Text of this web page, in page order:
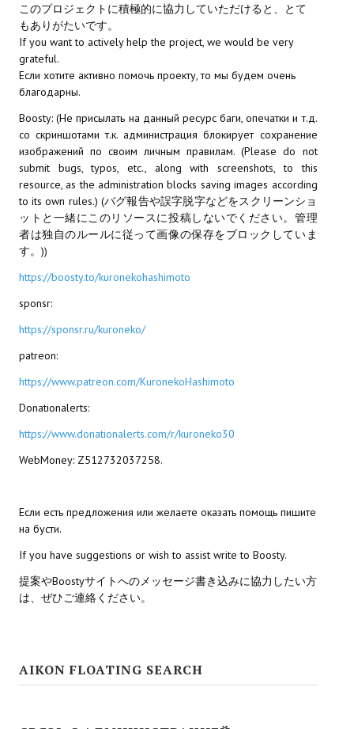
このプロジェクトに積極的に協力していただけると、とて
もありがたいです。
If you want to actively help the project, we would be very
grateful.
Если хотите активно помочь проекту, то мы будем очень
благодарны.
Boosty: (Не присылать на данный ресурс баги, опечатки и т.д.
со скриншотами т.к. администрация блокирует сохранение
изображений по своим личным правилам. (Please do not
submit bugs, typos, etc., along with screenshots, to this
resource, as the administration blocks saving images according
to its own rules.) (バグ報告や誤字脱字などをスクリーンショ
ットと一緒にこのリソースに投稿しないでください。管理
者は独自のルールに従って画像の保存をブロックしていま
す。))
https://boosty.to/kuronekohashimoto
sponsr:
https://sponsr.ru/kuroneko/
patreon:
https://www.patreon.com/KuronekoHashimoto
Donationalerts:
https://www.donationalerts.com/r/kuroneko30
WebMoney: Z512732037258.
Если есть предложения или желаете оказать помощь пишите
на бусти.
If you have suggestions or wish to assist write to Boosty.
提案やBoostyサイトへのメッセージ書き込みに協力したい方
は、ぜひご連絡ください。
AIKON FLOATING SEARCH